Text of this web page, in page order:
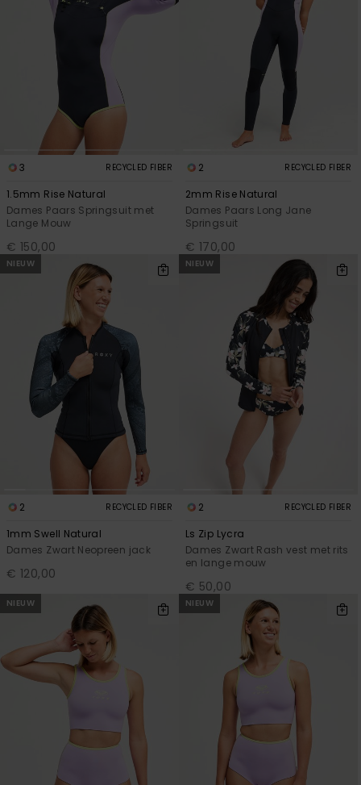
3 RECYCLED FIBER
1.5mm Rise Natural
Dames Paars Springsuit met
Lange Mouw
€ 150,00
2 RECYCLED FIBER
2mm Rise Natural
Dames Paars Long Jane
Springsuit
€ 170,00
NIEUW
2 RECYCLED FIBER
1mm Swell Natural
Dames Zwart Neopreen jack
€ 120,00
NIEUW
2 RECYCLED FIBER
Ls Zip Lycra
Dames Zwart Rash vest met rits
en lange mouw
€ 50,00
NIEUW NIEUW